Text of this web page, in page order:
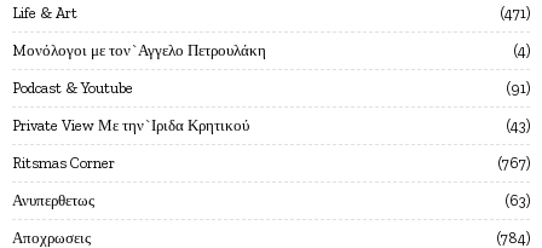
Life & Art 471
Mονόλογοι με τον`Αγγελο Πετρουλάκη 4
Podcast & Youtube 91
Private View Με την`Ιριδα Κρητικού 43
Ritsmas Corner 767
Ανυπερθετως 63
Αποχρωσεις 784